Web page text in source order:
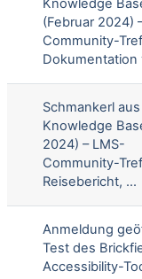
Knowledge
(Februar 2024)
Community-
Dokumentation
Schmankerl
Knowledge
2024) – LMS-
Community-
Reisebericht, ...
Anmeldung
Test des
Accessibility-